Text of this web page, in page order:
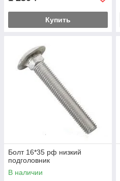
Купить
Болт 16*35 рф низкий
подголовник
В наличии